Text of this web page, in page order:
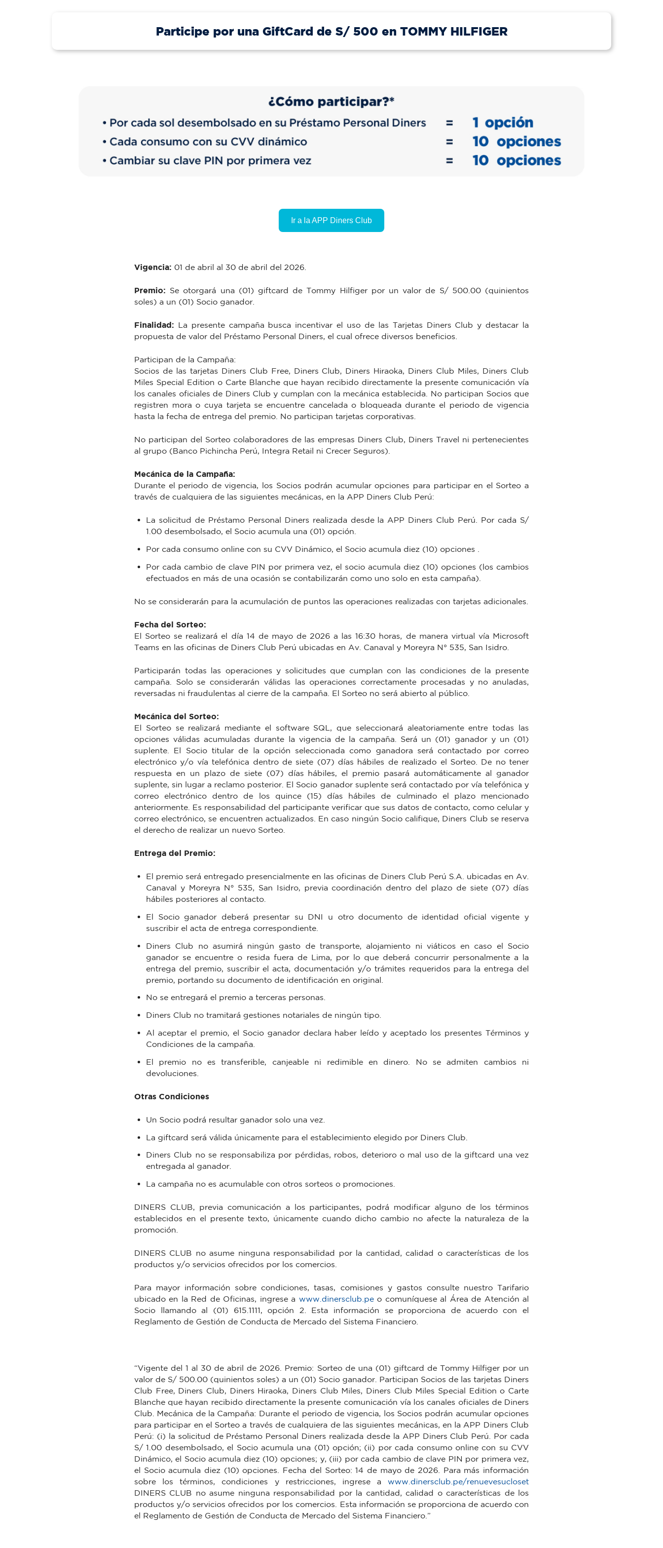
Participe por una GiftCard de S/ 500 en TOMMY HILFIGER
Ir a la APP Diners Club
Vigencia: 01 de abril al 30 de abril del 2026.
Premio: Se otorgará una (01) giftcard de Tommy Hilfiger por un valor de S/ 500.00 (quinientos
soles) a un (01) Socio ganador.
Finalidad: La presente campaña busca incentivar el uso de las Tarjetas Diners Club y destacar la
propuesta de valor del Préstamo Personal Diners, el cual ofrece diversos beneficios.
Participan de la Campaña:
Socios de las tarjetas Diners Club Free, Diners Club, Diners Hiraoka, Diners Club Miles, Diners Club
Miles Special Edition o Carte Blanche que hayan recibido directamente la presente comunicación vía
los canales oficiales de Diners Club y cumplan con la mecánica establecida. No participan Socios que
registren mora o cuya tarjeta se encuentre cancelada o bloqueada durante el periodo de vigencia
hasta la fecha de entrega del premio. No participan tarjetas corporativas.
No participan del Sorteo colaboradores de las empresas Diners Club, Diners Travel ni pertenecientes
al grupo (Banco Pichincha Perú, Integra Retail ni Crecer Seguros).
Mecánica de la Campaña:
Durante el periodo de vigencia, los Socios podrán acumular opciones para participar en el Sorteo a
través de cualquiera de las siguientes mecánicas, en la APP Diners Club Perú:
La solicitud de Préstamo Personal Diners realizada desde la APP Diners Club Perú. Por cada S/
1.00 desembolsado, el Socio acumula una (01) opción.
Por cada consumo online con su CVV Dinámico, el Socio acumula diez (10) opciones .
Por cada cambio de clave PIN por primera vez, el socio acumula diez (10) opciones (los cambios
efectuados en más de una ocasión se contabilizarán como uno solo en esta campaña).
No se considerarán para la acumulación de puntos las operaciones realizadas con tarjetas adicionales.
Fecha del Sorteo:
El Sorteo se realizará el día 14 de mayo de 2026 a las 16:30 horas, de manera virtual vía Microsoft
Teams en las oficinas de Diners Club Perú ubicadas en Av. Canaval y Moreyra N° 535, San Isidro.
Participarán todas las operaciones y solicitudes que cumplan con las condiciones de la presente
campaña. Solo se considerarán válidas las operaciones correctamente procesadas y no anuladas,
reversadas ni fraudulentas al cierre de la campaña. El Sorteo no será abierto al público.
Mecánica del Sorteo:
El Sorteo se realizará mediante el software SQL, que seleccionará aleatoriamente entre todas las
opciones válidas acumuladas durante la vigencia de la campaña. Será un (01) ganador y un (01)
suplente. El Socio titular de la opción seleccionada como ganadora será contactado por correo
electrónico y/o vía telefónica dentro de siete (07) días hábiles de realizado el Sorteo. De no tener
respuesta en un plazo de siete (07) días hábiles, el premio pasará automáticamente al ganador
suplente, sin lugar a reclamo posterior. El Socio ganador suplente será contactado por vía telefónica y
correo electrónico dentro de los quince (15) días hábiles de culminado el plazo mencionado
anteriormente. Es responsabilidad del participante verificar que sus datos de contacto, como celular y
correo electrónico, se encuentren actualizados. En caso ningún Socio califique, Diners Club se reserva
el derecho de realizar un nuevo Sorteo.
Entrega del Premio:
El premio será entregado presencialmente en las oficinas de Diners Club Perú S.A. ubicadas en Av.
Canaval y Moreyra N° 535, San Isidro, previa coordinación dentro del plazo de siete (07) días
hábiles posteriores al contacto.
El Socio ganador deberá presentar su DNI u otro documento de identidad oficial vigente y
suscribir el acta de entrega correspondiente.
Diners Club no asumirá ningún gasto de transporte, alojamiento ni viáticos en caso el Socio
ganador se encuentre o resida fuera de Lima, por lo que deberá concurrir personalmente a la
entrega del premio, suscribir el acta, documentación y/o trámites requeridos para la entrega del
premio, portando su documento de identificación en original.
No se entregará el premio a terceras personas.
Diners Club no tramitará gestiones notariales de ningún tipo.
Al aceptar el premio, el Socio ganador declara haber leído y aceptado los presentes Términos y
Condiciones de la campaña.
El premio no es transferible, canjeable ni redimible en dinero. No se admiten cambios ni
devoluciones.
Otras Condiciones
Un Socio podrá resultar ganador solo una vez.
La giftcard será válida únicamente para el establecimiento elegido por Diners Club.
Diners Club no se responsabiliza por pérdidas, robos, deterioro o mal uso de la giftcard una vez
entregada al ganador.
La campaña no es acumulable con otros sorteos o promociones.
DINERS CLUB, previa comunicación a los participantes, podrá modificar alguno de los términos
establecidos en el presente texto, únicamente cuando dicho cambio no afecte la naturaleza de la
promoción.
DINERS CLUB no asume ninguna responsabilidad por la cantidad, calidad o características de los
productos y/o servicios ofrecidos por los comercios.
Para mayor información sobre condiciones, tasas, comisiones y gastos consulte nuestro Tarifario
ubicado en la Red de Oficinas, ingrese a www.dinersclub.peo comuníquese al Área de Atención al
Socio llamando al (01) 615.1111, opción 2. Esta información se proporciona de acuerdo con el
Reglamento de Gestión de Conducta de Mercado del Sistema Financiero.
“Vigente del 1 al 30 de abril de 2026. Premio: Sorteo de una (01) giftcard de Tommy Hilfiger por un
valor de S/ 500.00 (quinientos soles) a un (01) Socio ganador. Participan Socios de las tarjetas Diners
Club Free, Diners Club, Diners Hiraoka, Diners Club Miles, Diners Club Miles Special Edition o Carte
Blanche que hayan recibido directamente la presente comunicación vía los canales oficiales de Diners
Club. Mecánica de la Campaña: Durante el periodo de vigencia, los Socios podrán acumular opciones
para participar en el Sorteo a través de cualquiera de las siguientes mecánicas, en la APP Diners Club
Perú: (i) la solicitud de Préstamo Personal Diners realizada desde la APP Diners Club Perú. Por cada
S/ 1.00 desembolsado, el Socio acumula una (01) opción; (ii) por cada consumo online con su CVV
Dinámico, el Socio acumula diez (10) opciones; y, (iii) por cada cambio de clave PIN por primera vez,
el Socio acumula diez (10) opciones. Fecha del Sorteo: 14 de mayo de 2026. Para más información
sobre los términos, condiciones y restricciones, ingrese a www.dinersclub.pe/renuevesucloset
DINERS CLUB no asume ninguna responsabilidad por la cantidad, calidad o características de los
productos y/o servicios ofrecidos por los comercios. Esta información se proporciona de acuerdo con
el Reglamento de Gestión de Conducta de Mercado del Sistema Financiero.”